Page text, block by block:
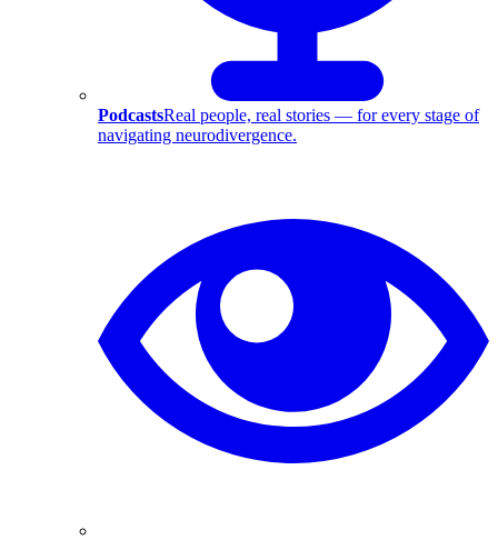
PodcastsReal people, real stories — for every stage of
navigating neurodivergence.